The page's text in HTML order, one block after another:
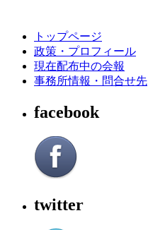
トップページ
政策・プロフィール
現在配布中の会報
事務所情報・問合せ先
facebook
twitter